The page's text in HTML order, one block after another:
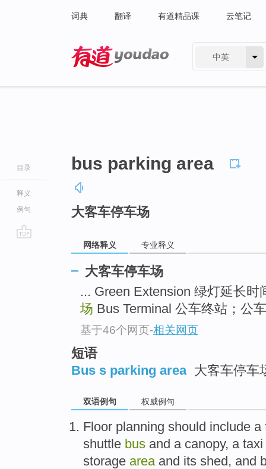
词典 翻译 有道精品课 云笔记
中英
目录
释义
例句
bus parking area
大客车停车场
网络释义 专业释义
大客车停车场
... Green Extension 绿灯延长时
场 Bus Terminal 公车终站；公
基于46个网页-相关网页
短语
Bus s parking area 大客车停车
双语例句 权威例句
Floor planning should include a
shuttle bus and a canopy, a taxi
storage area and its shed, and